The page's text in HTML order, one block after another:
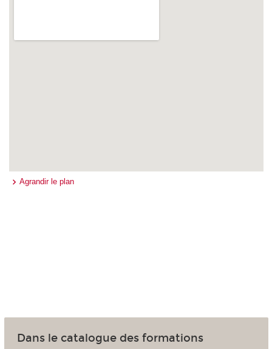
Agrandir le plan
Dans le catalogue des formations